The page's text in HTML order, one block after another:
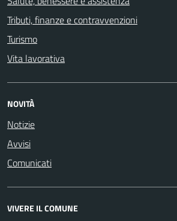
Tributi, finanze e contravvenzioni
Turismo
Vita lavorativa
NOVITÀ
Notizie
Avvisi
Comunicati
VIVERE IL COMUNE